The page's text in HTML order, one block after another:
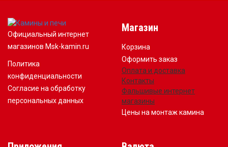
Официальный интернет
магазинов Msk-kamin.ru
Политика
конфиденциальности
Согласие на обработку
персональных данных
Магазин
Корзина
Оформить заказ
Оплата и доставка
Контакты
Фальшивые интернет
магазины
Цены на монтаж камина